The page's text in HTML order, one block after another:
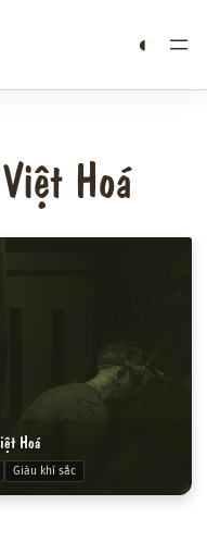
◐
Hoá
Hoá
Giàu khí sắc